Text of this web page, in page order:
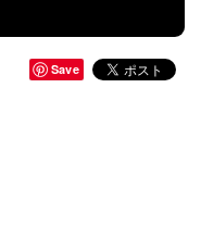
Save